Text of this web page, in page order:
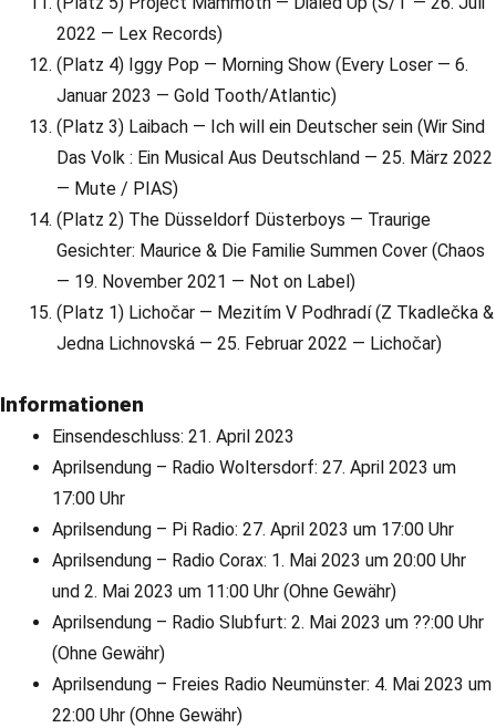
2022 — Lex Records)
(Platz 4) Iggy Pop — Morning Show (Every Loser — 6.
Januar 2023 — Gold Tooth/Atlantic)
(Platz 3) Laibach — Ich will ein Deutscher sein (Wir Sind
Das Volk : Ein Musical Aus Deutschland — 25. März 2022
— Mute / PIAS)
(Platz 2) The Düsseldorf Düsterboys — Traurige
Gesichter: Maurice & Die Familie Summen Cover (Chaos
— 19. November 2021 — Not on Label)
(Platz 1) Lichočar — Mezitím V Podhradí (Z Tkadlečka &
Jedna Lichnovská — 25. Februar 2022 — Lichočar)
Informationen
Einsendeschluss: 21. April 2023
Aprilsendung – Radio Woltersdorf: 27. April 2023 um
17:00 Uhr
Aprilsendung – Pi Radio: 27. April 2023 um 17:00 Uhr
Aprilsendung – Radio Corax: 1. Mai 2023 um 20:00 Uhr
und 2. Mai 2023 um 11:00 Uhr (Ohne Gewähr)
Aprilsendung – Radio Slubfurt: 2. Mai 2023 um ??:00 Uhr
(Ohne Gewähr)
Aprilsendung – Freies Radio Neumünster: 4. Mai 2023 um
22:00 Uhr (Ohne Gewähr)